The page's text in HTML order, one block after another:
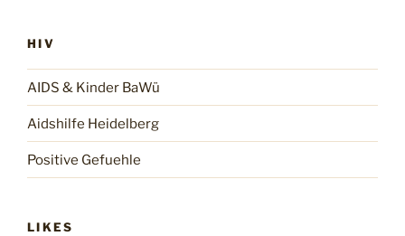
HIV
AIDS & Kinder BaWü
Aidshilfe Heidelberg
Positive Gefuehle
LIKES